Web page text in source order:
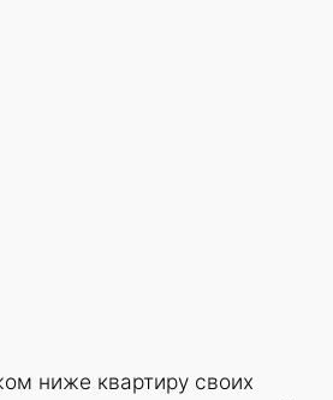
ниже квартиру своих